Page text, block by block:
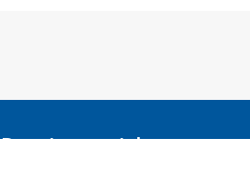
Derniers articles